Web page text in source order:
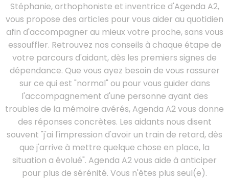
Stéphanie, orthophoniste et inventrice d'Agenda A2,
vous propose des articles pour vous aider au quotidien
afin d'accompagner au mieux votre proche, sans vous
essouffler. Retrouvez nos conseils à chaque étape de
votre parcours d'aidant, dès les premiers signes de
dépendance. Que vous ayez besoin de vous rassurer
sur ce qui est "normal" ou pour vous guider dans
l'accompagnement d'une personne ayant des
troubles de la mémoire avérés, Agenda A2 vous donne
des réponses concrètes. Les aidants nous disent
souvent "j'ai l'impression d'avoir un train de retard, dès
que j'arrive à mettre quelque chose en place, la
situation a évolué". Agenda A2 vous aide à anticiper
pour plus de sérénité. Vous n'êtes plus seul(e).